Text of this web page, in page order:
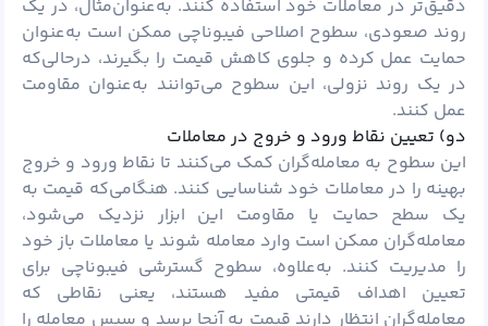
دقیق‌تر در معاملات خود استفاده کنند. به‌عنوان‌مثال، در یک
روند صعودی، سطوح اصلاحی فیبوناچی ممکن است به‌عنوان
حمایت عمل کرده و جلوی کاهش قیمت را بگیرند، درحالی‌که
در یک روند نزولی، این سطوح می‌توانند به‌عنوان مقاومت
عمل کنند.
دو) تعیین نقاط ورود و خروج در معاملات
این سطوح به معامله‌گران کمک می‌کنند تا نقاط ورود و خروج
بهینه را در معاملات خود شناسایی کنند. هنگامی‌که قیمت به
یک سطح حمایت یا مقاومت این ابزار نزدیک می‌شود،
معامله‌گران ممکن است وارد معامله شوند یا معاملات باز خود
را مدیریت کنند. به‌علاوه، سطوح گسترشی فیبوناچی برای
تعیین اهداف قیمتی مفید هستند، یعنی نقاطی که
معامله‌گران انتظار دارند قیمت به آنجا برسد و سپس معامله را